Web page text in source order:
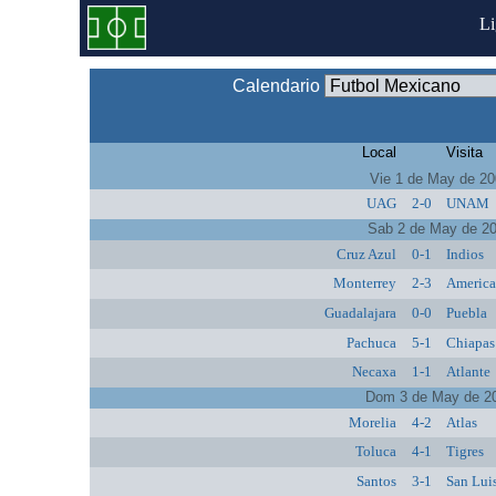
Calendario
Local Visita
Vie 1 de May de
UAG
2-0 UNAM
Sab 2 de May de
Cruz Azul
0-1 Indios
Monterrey
2-3 America
Guadalajara
0-0 Puebla
Pachuca
5-1 Chiapas
Necaxa
1-1 Atlante
Dom 3 de May de
Morelia
4-2 Atlas
Toluca
4-1 Tigres
Santos
3-1 San